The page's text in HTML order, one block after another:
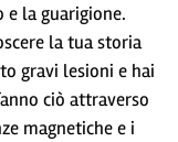
la guarigione.
la tua storia
gravi lesioni e hai
ciò attraverso
magnetiche e i